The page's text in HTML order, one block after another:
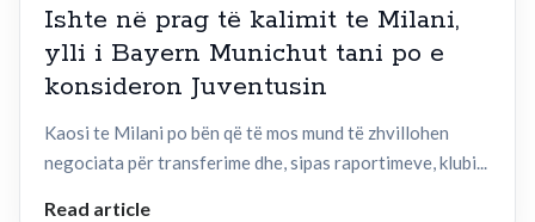
Ishte në prag të kalimit te Milani,
ylli i Bayern Munichut tani po e
konsideron Juventusin
Kaosi te Milani po bën që të mos mund të zhvillohen
negociata për transferime dhe, sipas raportimeve, klubi...
Read article